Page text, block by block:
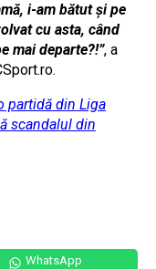
i-am bătut și pe
cu asta, când
mai departe?!”, a
partidă din Liga
scandalul din
WhatsApp